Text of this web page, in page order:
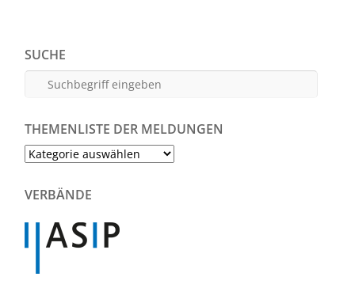
SUCHE
THEMENLISTE DER MELDUNGEN
Themenliste
Meldungen
VERBÄNDE